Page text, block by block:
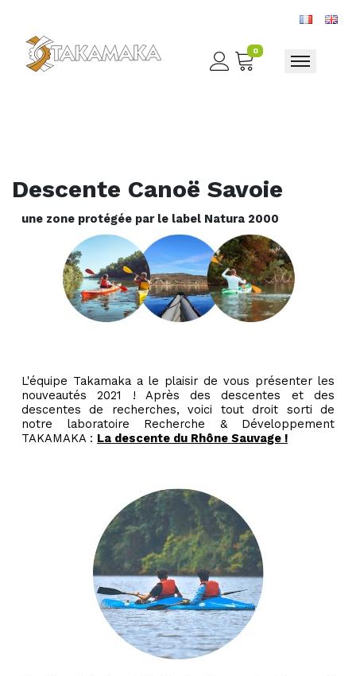
0
Toggle
Descente Canoë Savoie
une zone protégée par le label Natura 2000
L'équipe Takamaka a le plaisir de vous présenter les
nouveautés 2021 ! Après des descentes et des
descentes de recherches, voici tout droit sorti de
notre laboratoire Recherche & Développement
TAKAMAKA : La descente du Rhône Sauvage !